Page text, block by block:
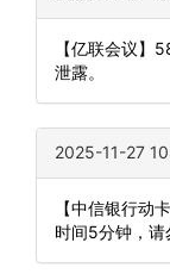
【亿联会议】
泄露。
2025-11-27
【中信银行动
时间5分钟，请